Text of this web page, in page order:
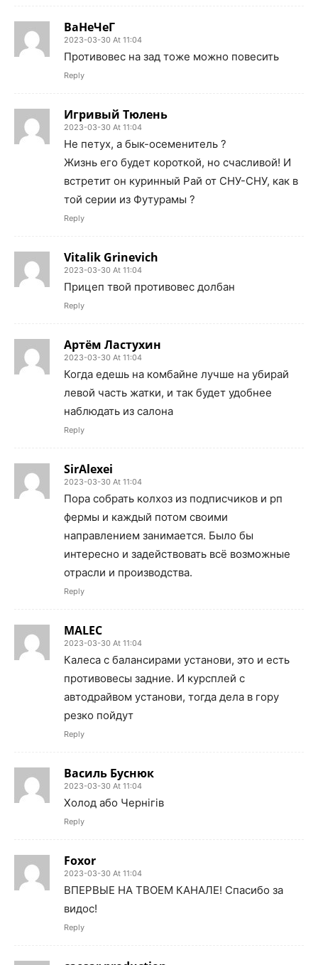
ВаНеЧеГ
2023-03-30 At 11:04
Противовес на зад тоже можно повесить
Reply
Игривый Тюлень
2023-03-30 At 11:04
Не петух, а бык-осеменитель ?
Жизнь его будет короткой, но счасливой! И
встретит он куринный Рай от СНУ-СНУ, как в
той серии из Футурамы ?
Reply
Vitalik Grinevich
2023-03-30 At 11:04
Прицеп твой противовес долбан
Reply
Артём Ластухин
2023-03-30 At 11:04
Когда едешь на комбайне лучше на убирай
левой часть жатки, и так будет удобнее
наблюдать из салона
Reply
SirAlexei
2023-03-30 At 11:04
Пора собрать колхоз из подписчиков и рп
фермы и каждый потом своими
направлением занимается. Было бы
интересно и задействовать всё возможные
отрасли и производства.
Reply
MALEC
2023-03-30 At 11:04
Калеса с балансирами установи, это и есть
противовесы задние. И курсплей с
автодрайвом установи, тогда дела в гору
резко пойдут
Reply
Василь Бyснюк
2023-03-30 At 11:04
Холод або Чернігів
Reply
Foxor
2023-03-30 At 11:04
ВПЕРВЫЕ НА ТВОЕМ КАНАЛЕ! Спасибо за
видос!
Reply